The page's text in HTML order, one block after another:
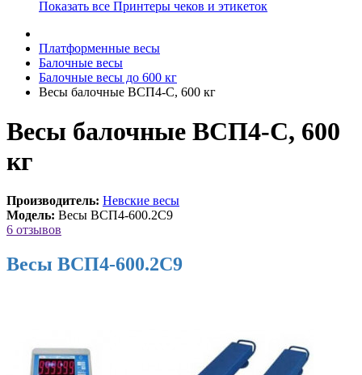
Показать все Принтеры чеков и этикеток
Платформенные весы
Балочные весы
Балочные весы до 600 кг
Весы балочные ВСП4-С, 600 кг
Весы балочные ВСП4-С, 600
кг
Производитель: Невские весы
Модель: Весы ВСП4-600.2С9
6 отзывов
Весы ВСП4-600.2С9